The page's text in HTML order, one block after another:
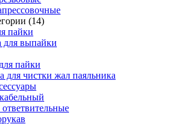
(14)
пайки
для выпайки
пайки
для чистки жал паяльника